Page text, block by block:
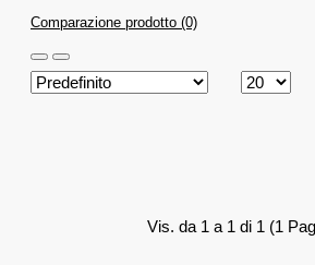
Comparazione prodotto (0)
Vis. da 1 a 1 di 1 (1